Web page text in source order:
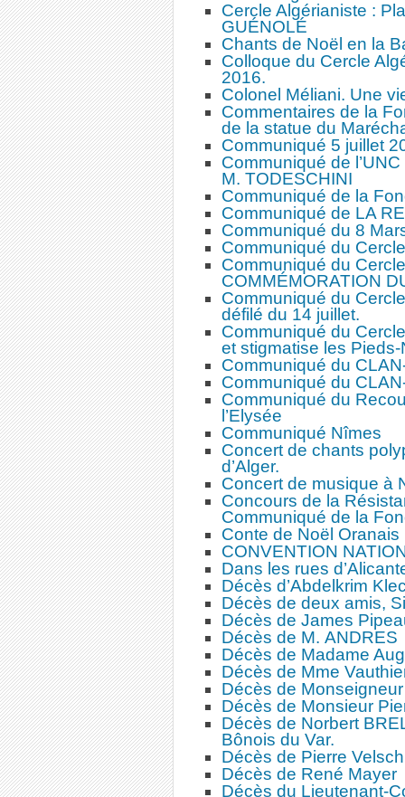
Cercle Algérianiste :
GUÉNOLÉ
Chants de Noël en la
Colloque du Cercle
2016.
Colonel Méliani. Une
Commentaires de la
de la statue du
Communiqué 5 juillet
Communiqué de
M. TODESCHINI
Communiqué de la
Communiqué de LA
Communiqué du 8
Communiqué du
Communiqué du
COMMÉMORATION
Communiqué du
défilé du 14 juillet.
Communiqué du
et stigmatise les Pieds-
Communiqué du
Communiqué du
Communiqué du
l’Elysée
Communiqué Nîmes
Concert de chants
d’Alger.
Concert de musique à
Concours de la
Communiqué de la
Conte de Noël Oranais
CONVENTION
Dans les rues
Décès d’Abdelkrim
Décès de deux amis,
Décès de James
Décès de M. ANDRES
Décès de Madame
Décès de Mme
Décès de
Décès de Monsieur
Décès de Norbert
Bônois du Var.
Décès de Pierre Velsch
Décès de René Mayer
Décès du Lieutenant-